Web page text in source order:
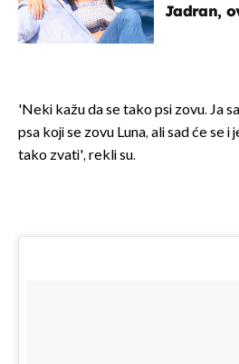
Jadran,
'Neki kažu da se tako psi zovu. Ja
psa koji se zovu Luna, ali sad će se
tako zvati', rekli su.